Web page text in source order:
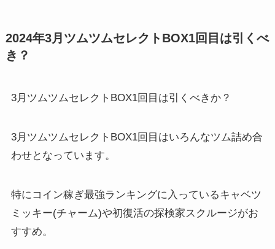
2024年3月ツムツムセレクトBOX1回目は引くべ
き？
3月ツムツムセレクトBOX1回目は引くべきか？
3月ツムツムセレクトBOX1回目はいろんなツム詰め合
わせとなっています。
特にコイン稼ぎ最強ランキングに入っているキャベツ
ミッキー(チャーム)や初復活の探検家スクルージがお
すすめ。